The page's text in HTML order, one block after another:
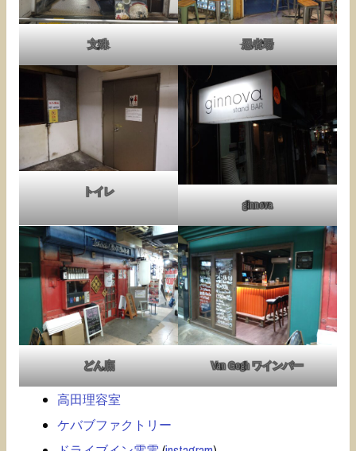
文殊 忍者場
トイレ
ginnova
どん底 Van Gogh ワインバー
高田理容室
ケバブファクトリー